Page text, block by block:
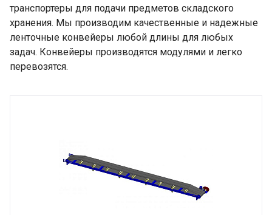
транспортеры для подачи предметов складского
хранения. Мы производим качественные и надежные
ленточные конвейеры любой длины для любых
задач. Конвейеры производятся модулями и легко
перевозятся.